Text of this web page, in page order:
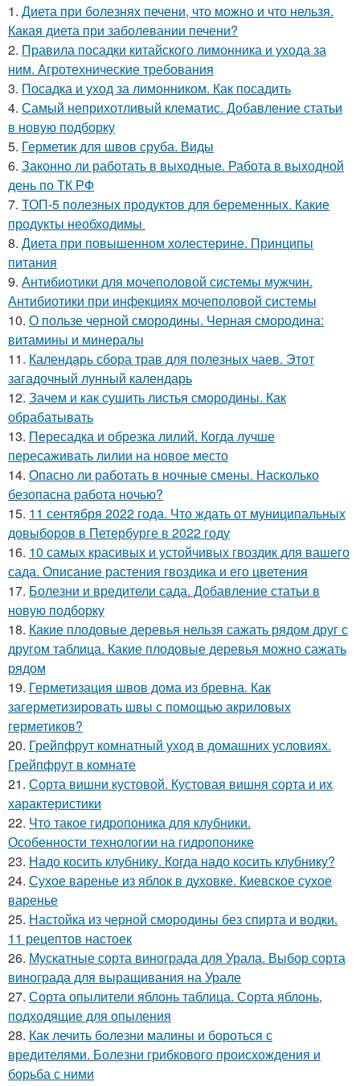
1. Диета при болезнях печени, что можно и что нельзя.
Какая диета при заболевании печени?
2. Правила посадки китайского лимонника и ухода за
ним. Агротехнические требования
3. Посадка и уход за лимонником. Как посадить
4. Самый неприхотливый клематис. Добавление статьи
в новую подборку
5. Герметик для швов сруба. Виды
6. Законно ли работать в выходные. Работа в выходной
день по ТК РФ
7. ТОП-5 полезных продуктов для беременных. Какие
продукты необходимы
8. Диета при повышенном холестерине. Принципы
питания
9. Антибиотики для мочеполовой системы мужчин.
Антибиотики при инфекциях мочеполовой системы
10. О пользе черной смородины. Черная смородина:
витамины и минералы
11. Календарь сбора трав для полезных чаев. Этот
загадочный лунный календарь
12. Зачем и как сушить листья смородины. Как
обрабатывать
13. Пересадка и обрезка лилий. Когда лучше
пересаживать лилии на новое место
14. Опасно ли работать в ночные смены. Насколько
безопасна работа ночью?
15. 11 сентября 2022 года. Что ждать от муниципальных
довыборов в Петербурге в 2022 году
16. 10 самых красивых и устойчивых гвоздик для вашего
сада. Описание растения гвоздика и его цветения
17. Болезни и вредители сада. Добавление статьи в
новую подборку
18. Какие плодовые деревья нельзя сажать рядом друг с
другом таблица. Какие плодовые деревья можно сажать
рядом
19. Герметизация швов дома из бревна. Как
загерметизировать швы с помощью акриловых
герметиков?
20. Грейпфрут комнатный уход в домашних условиях.
Грейпфрут в комнате
21. Сорта вишни кустовой. Кустовая вишня сорта и их
характеристики
22. Что такое гидропоника для клубники.
Особенности технологии на гидропонике
23. Надо косить клубнику. Когда надо косить клубнику?
24. Сухое варенье из яблок в духовке. Киевское сухое
варенье
25. Настойка из черной смородины без спирта и водки.
11 рецептов настоек
26. Мускатные сорта винограда для Урала. Выбор сорта
винограда для выращивания на Урале
27. Сорта опылители яблонь таблица. Сорта яблонь,
подходящие для опыления
28. Как лечить болезни малины и бороться с
вредителями. Болезни грибкового происхождения и
борьба с ними